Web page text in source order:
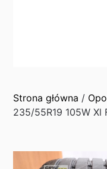
Strona główna /
235/55R19 105W Xl